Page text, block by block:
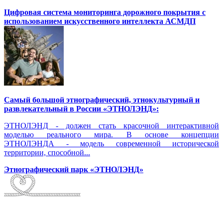
Цифровая система мониторинга дорожного покрытия с
использованием искусственного интеллекта АСМДП
Самый большой этнографический, этнокультурный и
развлекательный в России «ЭТНОЛЭНД»:
ЭТНОЛЭНД - должен стать красочной интерактивной
моделью реального мира. В основе концепции
ЭТНОЛЭНДА - модель современной исторической
территории, способной...
Этнографический парк «ЭТНОЛЭНД»